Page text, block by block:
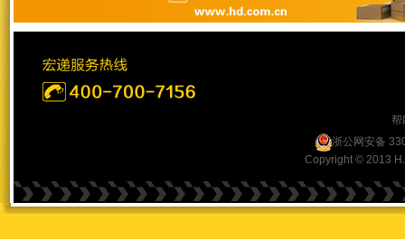
帮
浙公网安备
Copyright © 2013